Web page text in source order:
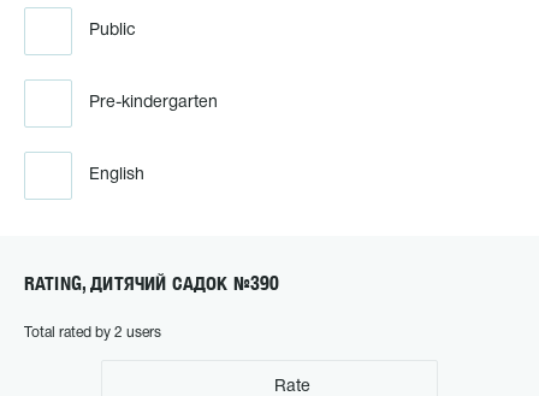
Public
Pre-kindergarten
English
RATING, ДИТЯЧИЙ САДОК №390
Total rated by 2 users
Rate